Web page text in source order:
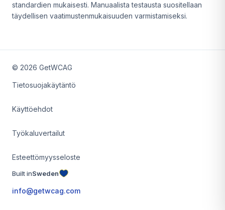
standardien mukaisesti. Manuaalista testausta suositellaan
täydellisen vaatimustenmukaisuuden varmistamiseksi.
© 2026 GetWCAG
Tietosuojakäytäntö
Käyttöehdot
Työkaluvertailut
Esteettömyysseloste
Built inSweden
info@getwcag.com